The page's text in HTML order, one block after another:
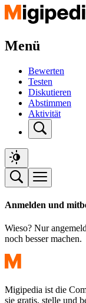
Menü
Bewerten
Testen
Diskutieren
Abstimmen
Aktivität
Anmelden und
Wieso? Nur
noch besser machen.
Migipedia ist die
sie gratis, stelle und